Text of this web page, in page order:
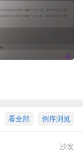
倒序浏览
看全部
沙发